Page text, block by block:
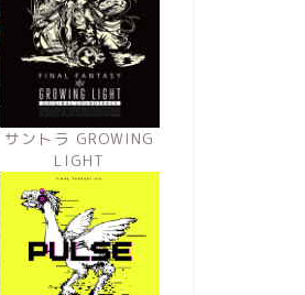
サントラ GROWING
LIGHT